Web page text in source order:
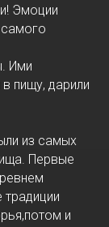
Эмоции
Ими
пищу, дарили
из самых
Первые
и